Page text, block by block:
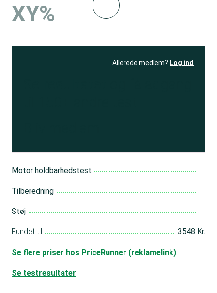
XY%
Allerede medlem? Log ind
Motor holdbarhedstest
Tilberedning
Støj
Fundet til 3548 Kr.
Se flere priser hos PriceRunner (reklamelink)
Se testresultater